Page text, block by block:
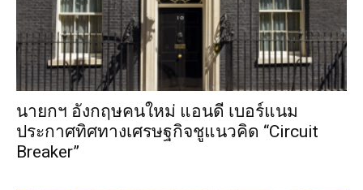
นายกฯ อังกฤษคนใหม่ แอนดี เบอร์แนม
ประกาศทิศทางเศรษฐกิจชูแนวคิด “Circuit
Breaker”